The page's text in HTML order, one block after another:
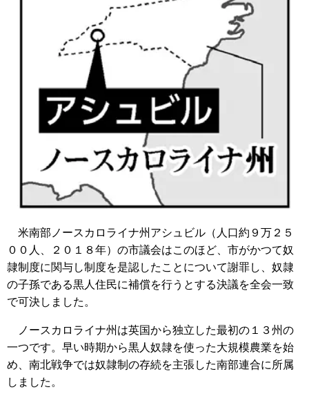
米南部ノースカロライナ州アシュビル（人口約９万２５
００人、２０１８年）の市議会はこのほど、市がかつて奴
隷制度に関与し制度を是認したことについて謝罪し、奴隷
の子孫である黒人住民に補償を行うとする決議を全会一致
で可決しました。
ノースカロライナ州は英国から独立した最初の１３州の
一つです。早い時期から黒人奴隷を使った大規模農業を始
め、南北戦争では奴隷制の存続を主張した南部連合に所属
しました。